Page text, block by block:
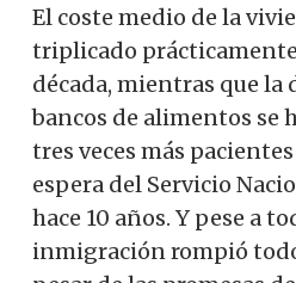
El coste medio de la
triplicado
década, mientras que la
bancos de alimentos se
tres veces más
espera del Servicio
hace 10 años. Y pese a
inmigración rompió